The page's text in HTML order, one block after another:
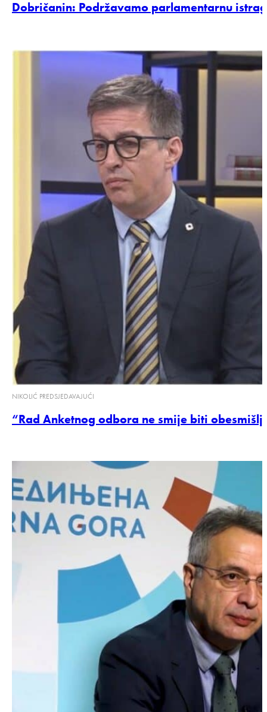
Dobričanin: Podržavamo parlamentarnu
NIKOLIĆ PREDSJEDAVAJUĆI
“Rad Anketnog odbora ne smije biti